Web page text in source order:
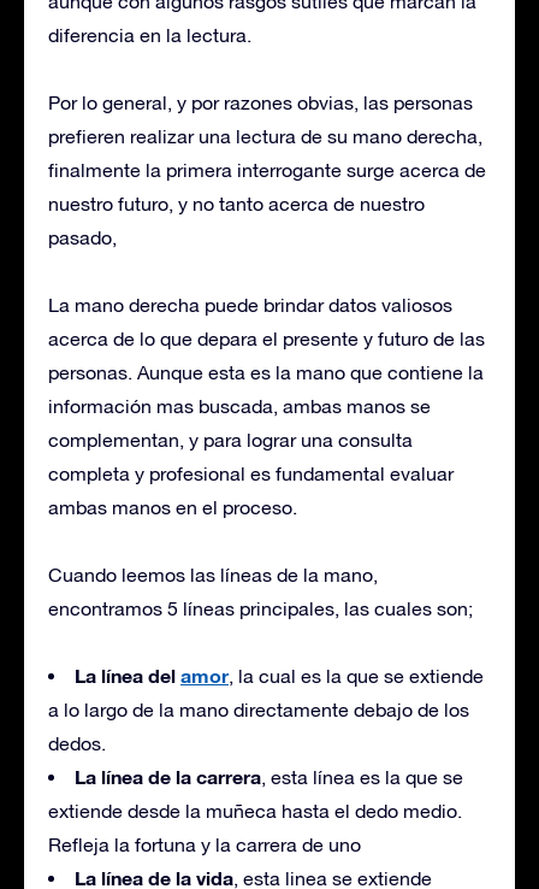
diferencia en la lectura.
Por lo general, y por razones obvias, las personas
prefieren realizar una lectura de su mano derecha,
finalmente la primera interrogante surge acerca de
nuestro futuro, y no tanto acerca de nuestro
pasado,
La mano derecha puede brindar datos valiosos
acerca de lo que depara el presente y futuro de las
personas. Aunque esta es la mano que contiene la
información mas buscada, ambas manos se
complementan, y para lograr una consulta
completa y profesional es fundamental evaluar
ambas manos en el proceso.
Cuando leemos las líneas de la mano,
encontramos 5 líneas principales, las cuales son;
La línea del amor, la cual es la que se extiende
a lo largo de la mano directamente debajo de los
dedos.
La línea de la carrera, esta línea es la que se
extiende desde la muñeca hasta el dedo medio.
Refleja la fortuna y la carrera de uno
La línea de la vida, esta linea se extiende